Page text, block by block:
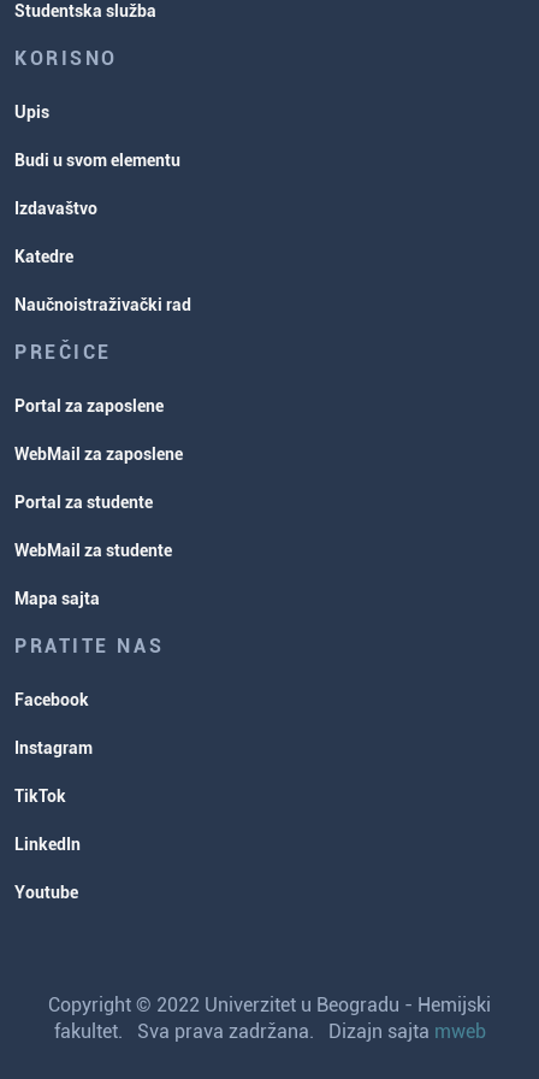
Studentska služba
KORISNO
Upis
Budi u svom elementu
Izdavaštvo
Katedre
Naučnoistraživački rad
PREČICE
Portal za zaposlene
WebMail za zaposlene
Portal za studente
WebMail za studente
Mapa sajta
PRATITE NAS
Facebook
Instagram
TikTok
LinkedIn
Youtube
Copyright © 2022 Univerzitet u Beogradu - Hemijski
fakultet. Sva prava zadržana. Dizajn sajta mweb